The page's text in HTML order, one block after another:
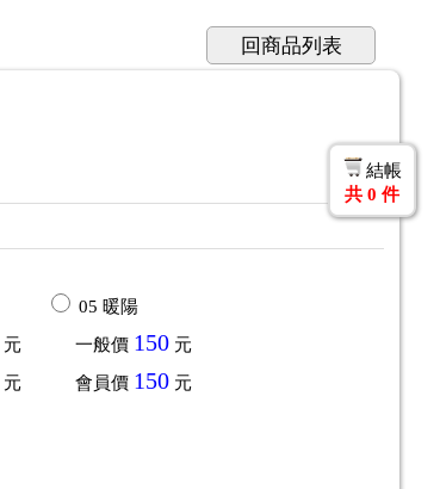
回商品列表
元
元
05 暖陽
一般價 150 元
會員價 150 元
結帳
共 0 件